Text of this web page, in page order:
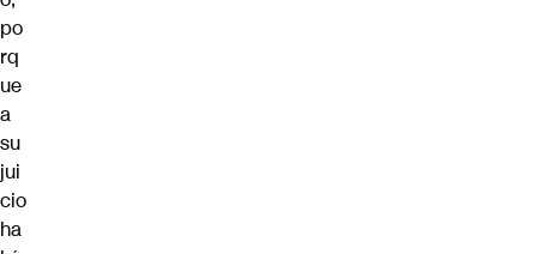
po
rq
ue
a
su
jui
cio
ha